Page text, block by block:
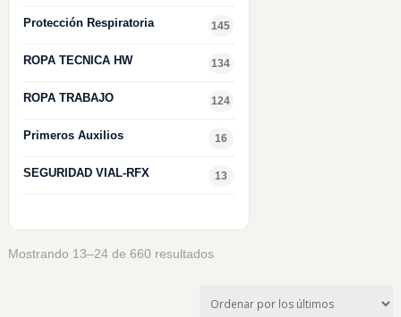
Protección Respiratoria 145
ROPA TECNICA HW 134
ROPA TRABAJO 124
Primeros Auxilios 16
SEGURIDAD VIAL-RFX 13
Mostrando 13–24 de 660 resultadosOrdenado
últimos